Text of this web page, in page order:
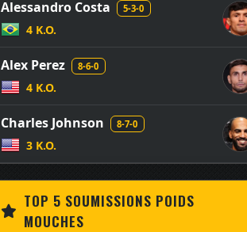
Alessandro Costa 5-3-0
4 K.O.
Alex Perez 8-6-0
4 K.O.
Charles Johnson 8-7-0
3 K.O.
TOP 5 SOUMISSIONS POIDS
MOUCHES